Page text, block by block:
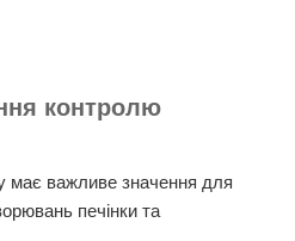
контролю
має важливе значення для
печінки та